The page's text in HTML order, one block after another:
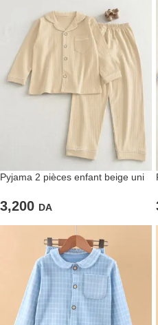
Pyjama 2 pièces enfant beige uni
3,200 DA